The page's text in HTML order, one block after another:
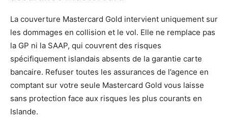
La couverture Mastercard Gold intervient uniquement sur
les dommages en collision et le vol. Elle ne remplace pas
la GP ni la SAAP, qui couvrent des risques
spécifiquement islandais absents de la garantie carte
bancaire. Refuser toutes les assurances de l’agence en
comptant sur votre seule Mastercard Gold vous laisse
sans protection face aux risques les plus courants en
Islande.